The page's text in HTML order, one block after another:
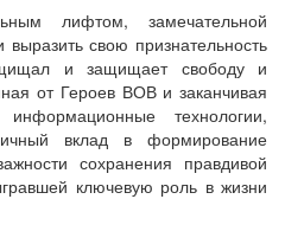
лифтом, замечательной
свою признательность
и защищает свободу и
от Героев ВОВ и заканчивая
технологии,
вклад в формирование
сохранения правдивой
ключевую роль в жизни